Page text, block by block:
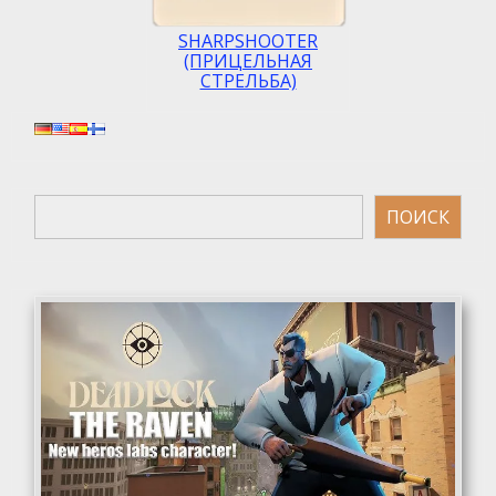
SHARPSHOOTER
(ПРИЦЕЛЬНАЯ
СТРЕЛЬБА)
Поиск
ПОИСК